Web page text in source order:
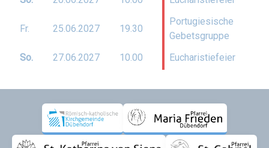
Fr. 25.06.2027 19.30
Portugiesische
Gebetsgruppe
So.
27.06.2027 10.00 Eucharistiefeier